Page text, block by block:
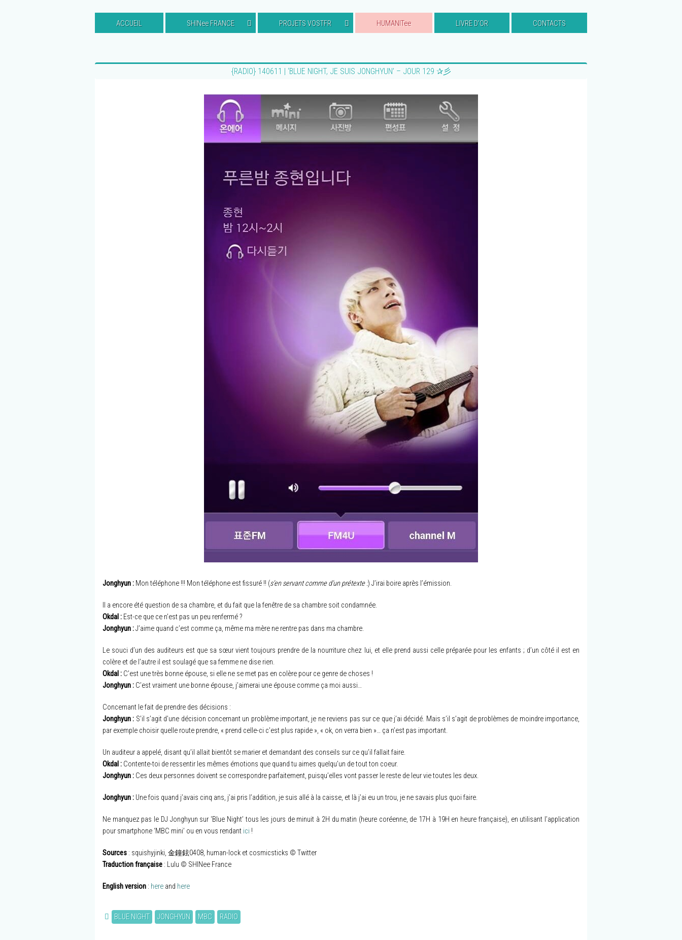
ACCUEIL SHINee FRANCE PROJETS VOSTFR HUMANITee LIVRE D’OR CONTACTS
{RADIO} 140611 | ‘BLUE NIGHT, JE SUIS JONGHYUN’ – JOUR 129 ✰彡
Jonghyun : Mon téléphone !!! Mon téléphone est fissuré !! (s’en servant comme d’un prétexte :) J’irai boire après l’émission.
Il a encore été question de sa chambre, et du fait que la fenêtre de sa chambre soit condamnée.
Okdal : Est-ce que ce n’est pas un peu renfermé ?
Jonghyun :J’aime quand c’est comme ça, même ma mère ne rentre pas dans ma chambre.
Le souci d’un des auditeurs est que sa sœur vient toujours prendre de la nourriture chez lui, et elle prend aussi celle préparée pour les enfants ; d’un côté il est en
colère et de l’autre il est soulagé que sa femme ne dise rien.
Okdal : C’est une très bonne épouse, si elle ne se met pas en colère pour ce genre de choses !
Jonghyun : C’est vraiment une bonne épouse, j’aimerai une épouse comme ça moi aussi…
Concernant le fait de prendre des décisions :
Jonghyun : S’il s’agit d’une décision concernant un problème important, je ne reviens pas sur ce que j’ai décidé. Mais s’il s’agit de problèmes de moindre importance,
par exemple choisir quelle route prendre, « prend celle-ci c’est plus rapide », « ok, on verra bien »… ça n’est pas important.
Un auditeur a appelé, disant qu’il allait bientôt se marier et demandant des conseils sur ce qu’il fallait faire.
Okdal : Contente-toi de ressentir les mêmes émotions que quand tu aimes quelqu’un de tout ton coeur.
Jonghyun : Ces deux personnes doivent se correspondre parfaitement, puisqu’elles vont passer le reste de leur vie toutes les deux.
Jonghyun : Une fois quand j’avais cinq ans, j’ai pris l’addition, je suis allé à la caisse, et là j’ai eu un trou, je ne savais plus quoi faire.
Ne manquez pas le DJ Jonghyun sur ‘Blue Night’ tous les jours de minuit à 2H du matin (heure coréenne, de 17H à 19H en heure française), en utilisant l’application
pour smartphone ‘MBC mini’ ou en vous rendant ici !
Sources : squishyjinki, 金鐘鉉0408, human-lock et cosmicsticks © Twitter
Traduction française : Lulu © SHINee France
English version : here and here
BLUE NIGHT JONGHYUN MBC RADIO